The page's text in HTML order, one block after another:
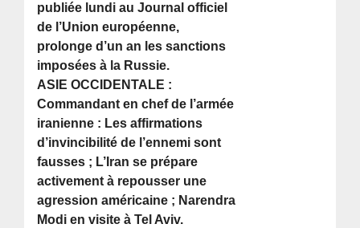
publiée lundi au Journal officiel
de l’Union européenne,
prolonge d’un an les sanctions
imposées à la Russie.
ASIE OCCIDENTALE :
Commandant en chef de l’armée
iranienne : Les affirmations
d’invincibilité de l’ennemi sont
fausses ; L’Iran se prépare
activement à repousser une
agression américaine ; Narendra
Modi en visite à Tel Aviv.